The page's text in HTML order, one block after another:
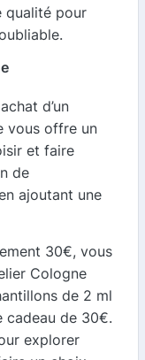
qualité pour
d’un
vous offre un
et faire
de
ajoutant une
30€, vous
Cologne
de 2 ml
cadeau de 30€.
explorer